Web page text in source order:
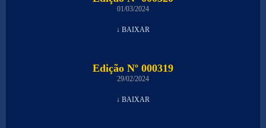
01/03/2024
↓ BAIXAR
Edição Nº 000319
29/02/2024
↓ BAIXAR